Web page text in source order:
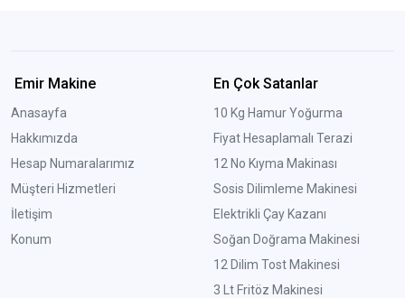
Emir Makine
Anasayfa
Hakkımızda
Hesap Numaralarımız
Müşteri Hizmetleri
İletişim
Konum
En Çok Satanlar
10 Kg Hamur Yoğurma
Fiyat Hesaplamalı Terazi
12 No Kıyma Makinası
Sosis Dilimleme Makinesi
Elektrikli Çay Kazanı
Soğan Doğrama Makinesi
12 Dilim Tost Makinesi
3 Lt Fritöz Makinesi